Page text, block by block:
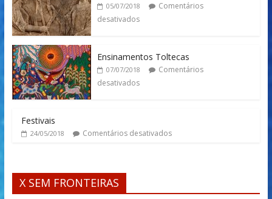
05/07/2018
Comentários
desativados
Ensinamentos Toltecas
07/07/2018
Comentários
desativados
Festivais
24/05/2018 Comentários desativados
X SEM FRONTEIRAS